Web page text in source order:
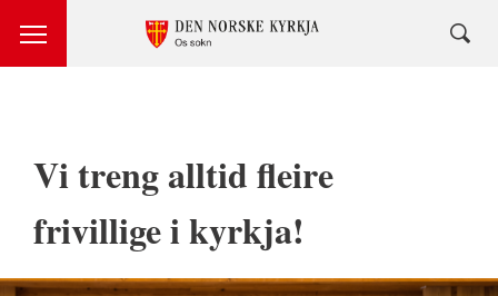
Vi treng alltid fleire
frivillige i kyrkja!